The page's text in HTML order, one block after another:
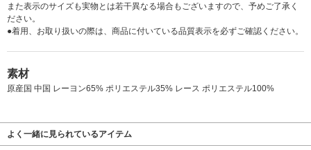
また表示のサイズも実物とは若干異なる場合もございますので、予めご了承く
ださい。
●着用、お取り扱いの際は、商品に付いている品質表示を必ずご確認ください。
素材
原産国 中国 レーヨン65% ポリエステル35% レース ポリエステル100%
よく一緒に見られているアイテム